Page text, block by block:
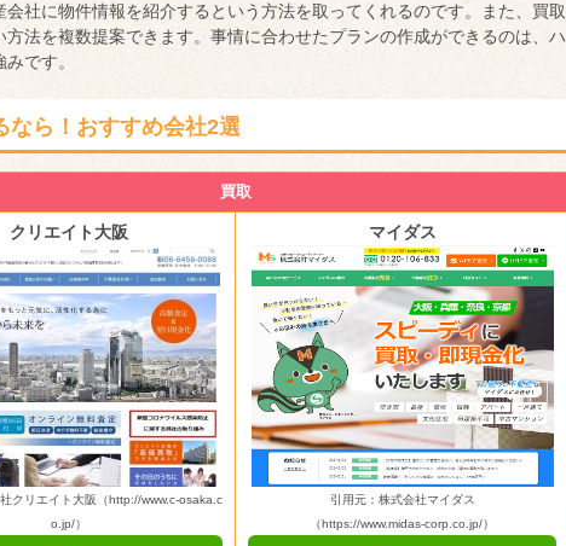
社に物件情報を紹介するという方法を取ってくれるのです。また、買取
法を複数提案できます。事情に合わせたプランの作成ができるのは、ハ
です。
なら！おすすめ会社2選
買取
クリエイト大阪
クリエイト大阪（http://www.c-osaka.c
o.jp/）
マイダス
引用元：株式会社マイダス
（https://www.midas-corp.co.jp/）